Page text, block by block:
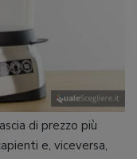
di prezzo più
e, viceversa,